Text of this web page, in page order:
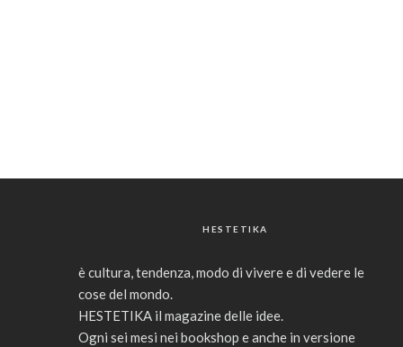
HESTETIKA
è cultura, tendenza, modo di vivere e di vedere le
cose del mondo.
HESTETIKA il magazine delle idee.
Ogni sei mesi nei bookshop e anche in versione